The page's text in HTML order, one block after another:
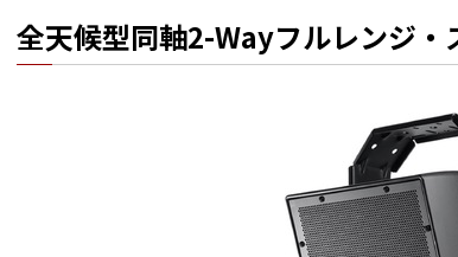
全天候型同軸2-Wayフルレンジ・